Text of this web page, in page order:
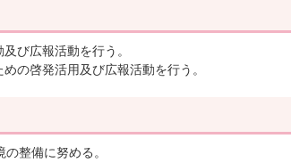
び広報活動を行う。
の啓発活用及び広報活動を行う。
整備に努める。